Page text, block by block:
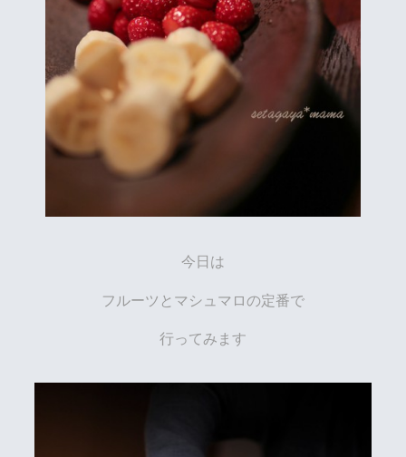
今日は
フルーツとマシュマロの定番で
行ってみます